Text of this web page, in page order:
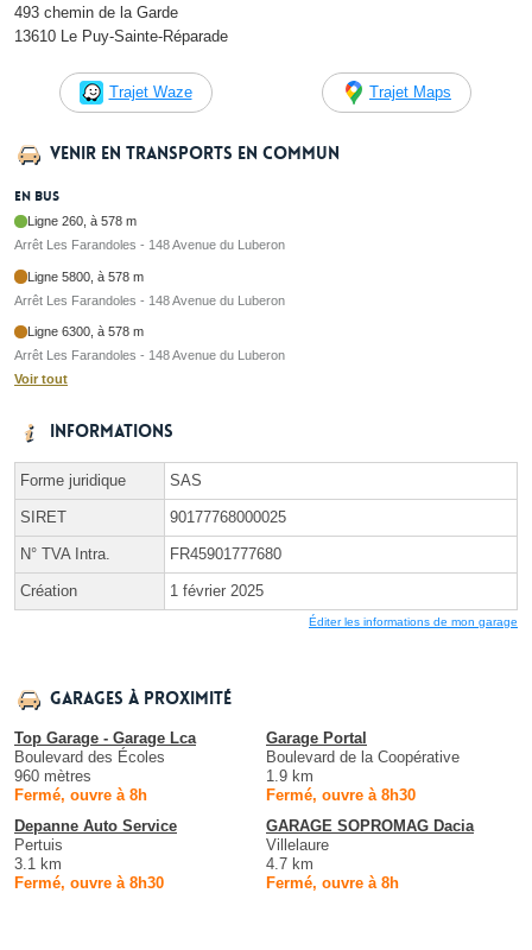
493 chemin de la Garde
13610 Le Puy-Sainte-Réparade
Trajet Waze Trajet Maps
Venir en transports en commun
En bus
Ligne 260, à 578 m
Arrêt Les Farandoles - 148 Avenue du Luberon
Ligne 5800, à 578 m
Arrêt Les Farandoles - 148 Avenue du Luberon
Ligne 6300, à 578 m
Arrêt Les Farandoles - 148 Avenue du Luberon
Voir tout
Informations
Forme juridique SAS
SIRET 90177768000025
N° TVA Intra. FR45901777680
Création 1 février 2025
Éditer les informations de mon garage
Garages à proximité
Top Garage - Garage Lca
Boulevard des Écoles
960 mètres
Fermé, ouvre à 8h
Garage Portal
Boulevard de la Coopérative
1.9 km
Fermé, ouvre à 8h30
Depanne Auto Service
Pertuis
3.1 km
Fermé, ouvre à 8h30
GARAGE SOPROMAG Dacia
Villelaure
4.7 km
Fermé, ouvre à 8h